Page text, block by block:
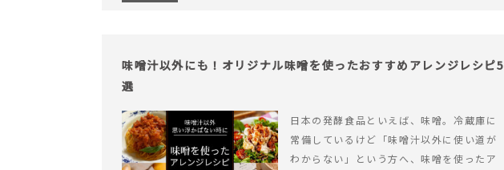
味噌汁以外にも！オリジナル味噌を使ったおすすめアレンジレシピ5
選
日本の発酵食品といえば、味噌。冷蔵庫に
常備しているけど「味噌汁以外に使い道が
わからない」という方へ、味噌を使ったア